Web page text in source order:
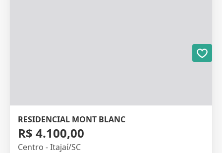
RESIDENCIAL MONT BLANC
R$ 4.100,00
Centro - Itajaí/SC